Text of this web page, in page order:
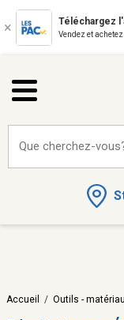
Téléchargez
Vendez et
Que cherchez-
Accueil / Outils -